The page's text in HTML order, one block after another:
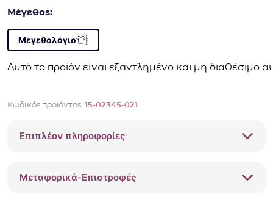
Μέγεθος:
Μεγεθολόγιο
Αυτό το προϊόν είναι εξαντλημένο και μη διαθέσιμο
Κωδικός προϊόντος: 15-02345-021
Επιπλέον πληροφορίες
Μεταφορικά-Επιστροφές